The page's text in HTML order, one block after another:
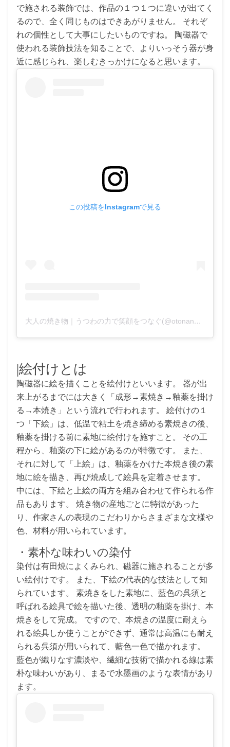
で施される装飾では、作品の１つ１つに違いが出てく
るので、全く同じものはできあがりません。 それぞ
れの個性として大事にしたいものですね。 陶磁器で
使われる装飾技法を知ることで、よりいっそう器が身
近に感じられ、楽しむきっかけになると思います。
この投稿をInstagramで見る
大人の焼き物｜うつわの力で笑顔をつなぐ(@otonano_yakimono)がシェアした投稿
|絵付けとは
陶磁器に絵を描くことを絵付けといいます。 器が出
来上がるまでには大きく「成形→素焼き→釉薬を掛け
る→本焼き」という流れで行われます。 絵付けの１
つ「下絵」は、低温で粘土を焼き締める素焼きの後、
釉薬を掛ける前に素地に絵付けを施すこと。 その工
程から、釉薬の下に絵があるのが特徴です。 また、
それに対して「上絵」は、釉薬をかけた本焼き後の素
地に絵を描き、再び焼成して絵具を定着させます。
中には、下絵と上絵の両方を組み合わせて作られる作
品もあります。 焼き物の産地ごとに特徴があった
り、作家さんの表現のこだわりからさまざまな文様や
色、材料が用いられています。
・素朴な味わいの染付
染付は有田焼によくみられ、磁器に施されることが多
い絵付けです。 また、下絵の代表的な技法として知
られています。 素焼きをした素地に、藍色の呉須と
呼ばれる絵具で絵を描いた後、透明の釉薬を掛け、本
焼きをして完成。 ですので、本焼きの温度に耐えら
れる絵具しか使うことができず、通常は高温にも耐え
られる呉須が用いられて、藍色一色で描かれます。
藍色が織りなす濃淡や、繊細な技術で描かれる線は素
朴な味わいがあり、まるで水墨画のような表情があり
ます。